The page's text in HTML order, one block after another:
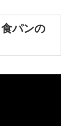
パンの